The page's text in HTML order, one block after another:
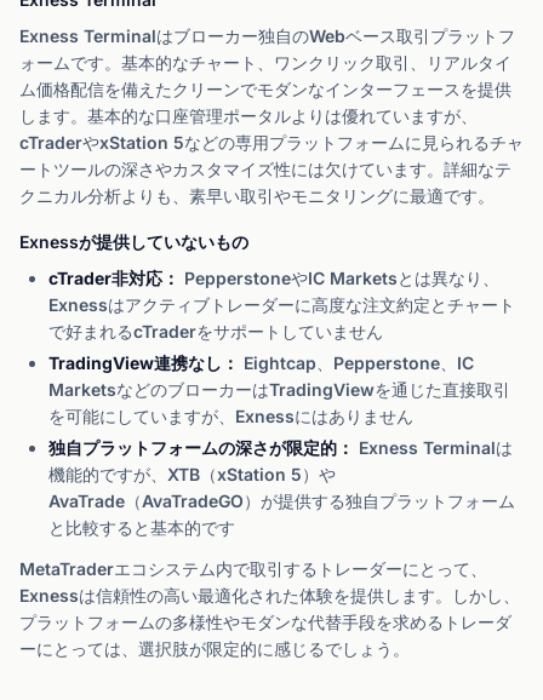
Exness Terminalはブローカー独自のWebベース取引プラットフ
ォームです。基本的なチャート、ワンクリック取引、リアルタイ
ム価格配信を備えたクリーンでモダンなインターフェースを提供
します。基本的な口座管理ポータルよりは優れていますが、
cTraderやxStation 5などの専用プラットフォームに見られるチャ
ートツールの深さやカスタマイズ性には欠けています。詳細なテ
クニカル分析よりも、素早い取引やモニタリングに最適です。
Exnessが提供していないもの
cTrader非対応： PepperstoneやIC Marketsとは異なり、
Exnessはアクティブトレーダーに高度な注文約定とチャート
で好まれるcTraderをサポートしていません
TradingView連携なし： Eightcap、Pepperstone、IC
MarketsなどのブローカーはTradingViewを通じた直接取引
を可能にしていますが、Exnessにはありません
独自プラットフォームの深さが限定的： Exness Terminalは
機能的ですが、XTB（xStation 5）や
AvaTrade（AvaTradeGO）が提供する独自プラットフォーム
と比較すると基本的です
MetaTraderエコシステム内で取引するトレーダーにとって、
Exnessは信頼性の高い最適化された体験を提供します。しかし、
プラットフォームの多様性やモダンな代替手段を求めるトレーダ
ーにとっては、選択肢が限定的に感じるでしょう。